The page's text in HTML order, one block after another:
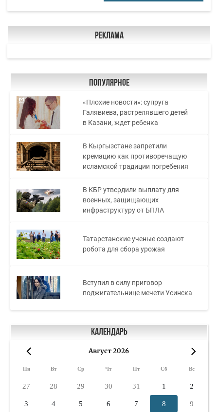
Реклама
Популярное
«Плохие новости»: супруга
Галявиева, растрелявшего детей
в Казани, ждет ребенка
В Кыргызстане запретили
кремацию как противоречащую
исламской традиции погребения
В КБР утвердили выплату для
военных, защищающих
инфраструктуру от БПЛА
Татарстанские ученые создают
робота для сбора урожая
Вступил в силу приговор
поджигательнице мечети Усинска
Календарь
Август 2026
Пн Вт Ср Чт Пт Сб Вс
27 28 29 30 31 1 2
3 4 5 6 7 8 9